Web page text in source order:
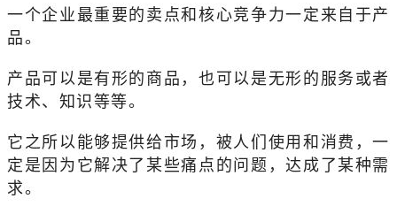
一个企业最重要的卖点和核心竞争力一定来自于产
品。
产品可以是有形的商品，也可以是无形的服务或者
技术、知识等等。
它之所以能够提供给市场，被人们使用和消费，一
定是因为它解决了某些痛点的问题，达成了某种需
求。